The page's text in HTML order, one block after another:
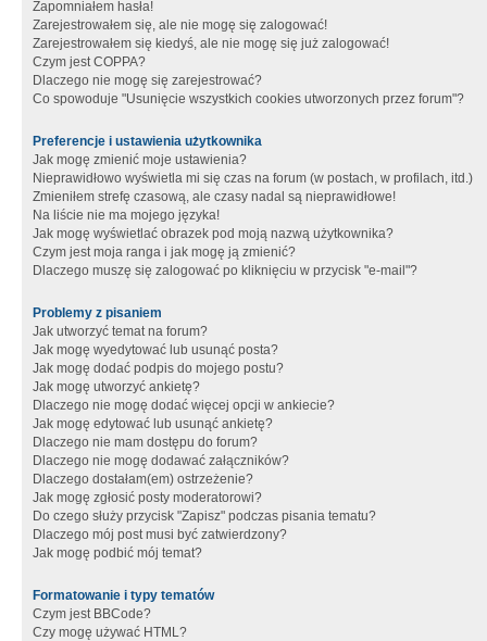
Zapomniałem hasła!
Zarejestrowałem się, ale nie mogę się zalogować!
Zarejestrowałem się kiedyś, ale nie mogę się już zalogować!
Czym jest COPPA?
Dlaczego nie mogę się zarejestrować?
Co spowoduje "Usunięcie wszystkich cookies utworzonych przez forum"?
Preferencje i ustawienia użytkownika
Jak mogę zmienić moje ustawienia?
Nieprawidłowo wyświetla mi się czas na forum (w postach, w profilach, itd.)
Zmieniłem strefę czasową, ale czasy nadal są nieprawidłowe!
Na liście nie ma mojego języka!
Jak mogę wyświetlać obrazek pod moją nazwą użytkownika?
Czym jest moja ranga i jak mogę ją zmienić?
Dlaczego muszę się zalogować po kliknięciu w przycisk "e-mail"?
Problemy z pisaniem
Jak utworzyć temat na forum?
Jak mogę wyedytować lub usunąć posta?
Jak mogę dodać podpis do mojego postu?
Jak mogę utworzyć ankietę?
Dlaczego nie mogę dodać więcej opcji w ankiecie?
Jak mogę edytować lub usunąć ankietę?
Dlaczego nie mam dostępu do forum?
Dlaczego nie mogę dodawać załączników?
Dlaczego dostałam(em) ostrzeżenie?
Jak mogę zgłosić posty moderatorowi?
Do czego służy przycisk "Zapisz" podczas pisania tematu?
Dlaczego mój post musi być zatwierdzony?
Jak mogę podbić mój temat?
Formatowanie i typy tematów
Czym jest BBCode?
Czy mogę używać HTML?